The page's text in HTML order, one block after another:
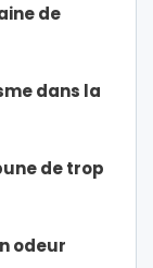
de
dans la
de trop
odeur